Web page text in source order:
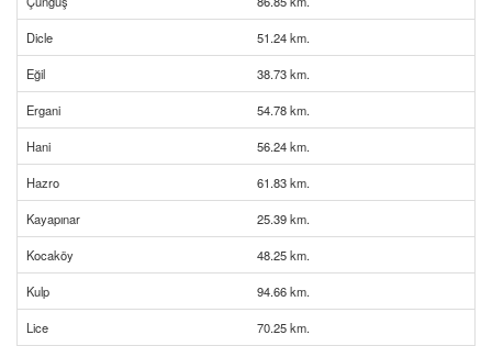
Dicle 51.24 km.
Eğil 38.73 km.
Ergani 54.78 km.
Hani 56.24 km.
Hazro 61.83 km.
Kayapınar 25.39 km.
Kocaköy 48.25 km.
Kulp 94.66 km.
Lice 70.25 km.